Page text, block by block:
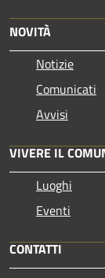
NOVITÀ
Notizie
Comunicati
Avvisi
VIVERE IL
Luoghi
Eventi
CONTATTI